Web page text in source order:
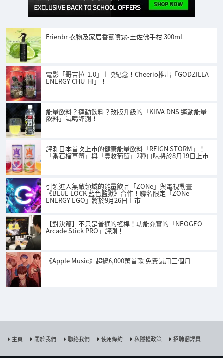
Frienbr 衣物及家居香薰噴霧-土佐佛手柑 300mL
電影「哥吉拉-1.0」上映紀念！Cheerio推出「GODZILLA
ENERGY CHU-HI」！
能量飲料？運動飲料？改版升級的「KIIVA DNS 運動能量
飲料」試喝評測！
評測日本首次上市的健康能量飲料「REIGN STORM」！
「番石榴草莓」與「豐收葡萄」2種口味將於8月19日上市
引領進入無敵領域的能量飲品「ZONe」與電視動畫
《BLUE LOCK 藍色監獄》合作！聯名限定「ZONe
ENERGY EGO」將於9月26日上市
【對決篇】不只是普通的搖桿！功能充實的「NEOGEO
Arcade Stick PRO」評測！
《Apple Music》超過6,000萬首歌 免費試用三個月
主頁 關於我們 聯絡我們 使用條約 私隱權政策 招聘翻譯員